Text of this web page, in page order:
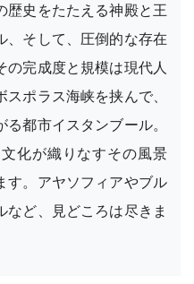
歴史をたたえる神殿と王
、そして、圧倒的な存在
の完成度と規模は現代人
ポラス海峡を挟んで、
都市イスタンブール。
化が織りなすその風景
す。アヤソフィアやブル
など、見どころは尽きま